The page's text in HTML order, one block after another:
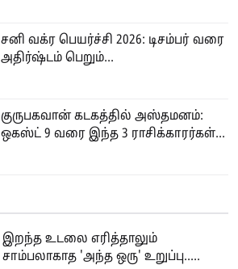
சனி வக்ர பெயர்ச்சி 2026: டிசம்பர் வரை
அதிர்ஷ்டம் பெறும்...
குருபகவான் கடகத்தில் அஸ்தமனம்:
ஒகஸ்ட் 9 வரை இந்த 3 ராசிக்காரர்கள்...
இறந்த உடலை எரித்தாலும்
சாம்பலாகாத 'அந்த ஒரு' உறுப்பு.....